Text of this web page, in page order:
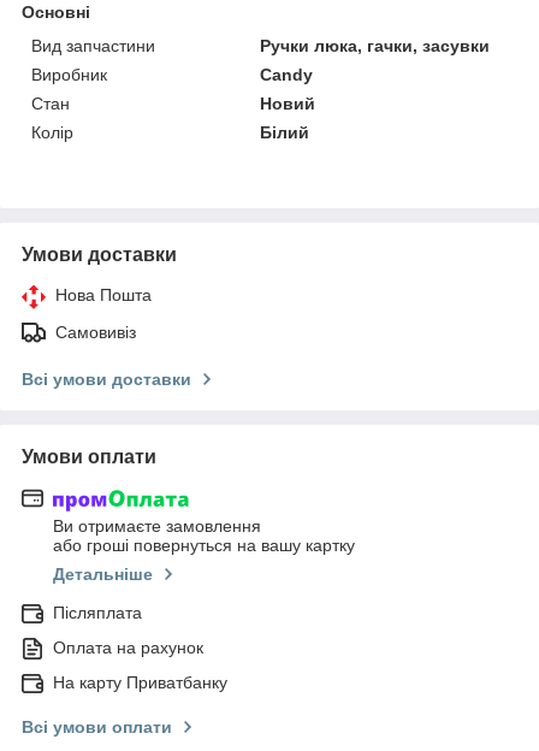
Основні
Вид запчастини
Ручки люка, гачки, засувки
Виробник
Candy
Стан
Новий
Колір
Білий
Умови доставки
Нова Пошта
Самовивіз
Всі умови доставки
Умови оплати
Ви отримаєте замовлення
або гроші повернуться на вашу картку
Детальніше
Післяплата
Оплата на рахунок
На карту Приватбанку
Всі умови оплати